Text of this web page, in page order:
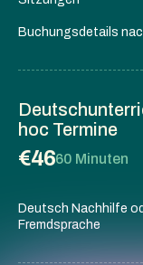
Buchungsdetails
hoc Termine
€4660 Minuten
Deutsch Nachhilfe
Fremdsprache